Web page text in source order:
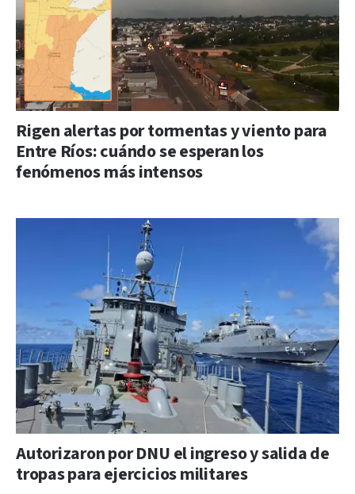
Rigen alertas por tormentas y viento para
Entre Ríos: cuándo se esperan los
fenómenos más intensos
Autorizaron por DNU el ingreso y salida de
tropas para ejercicios militares